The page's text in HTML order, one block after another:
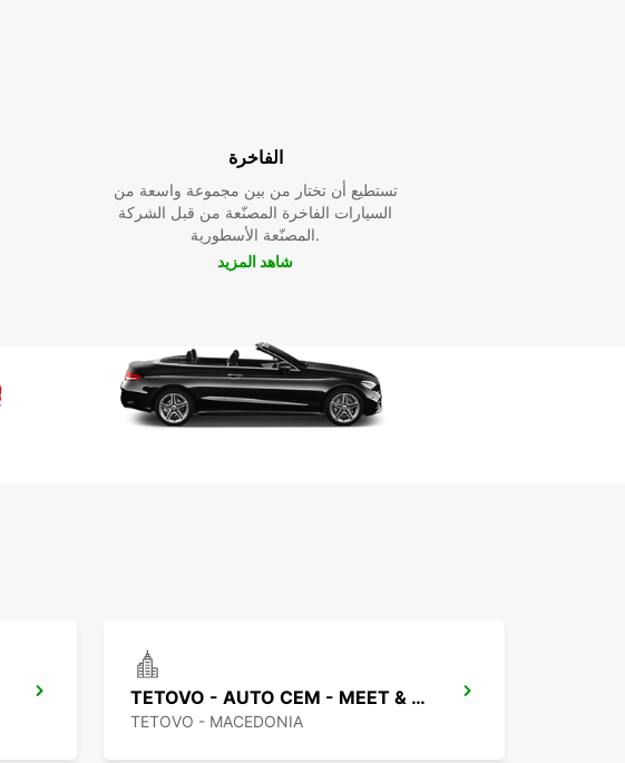
الفاخرة
تستطيع أن تختار من بين مجموعة واسعة من
السيارات الفاخرة المصنّعة من قبل الشركة
المصنّعة الأسطورية.
شاهد المزيد
TETOVO - AUTO CEM - MEET & GREET
TETOVO - MACEDONIA